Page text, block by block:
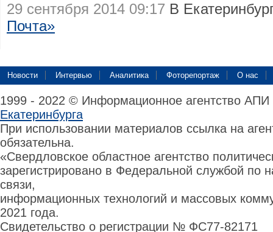
29 сентября 2014 09:17 В
Почта»
Новости Интервью Аналитика Фоторепортаж О нас
1999 - 2022 © Информационное агентство
Екатеринбурга
При использовании материалов ссылка на
обязательна.
«Свердловское областное агентство
зарегистрировано в Федеральной службой по
связи,
информационных технологий и массовых
2021 года.
Свидетельство о регистрации № ФС77-82171